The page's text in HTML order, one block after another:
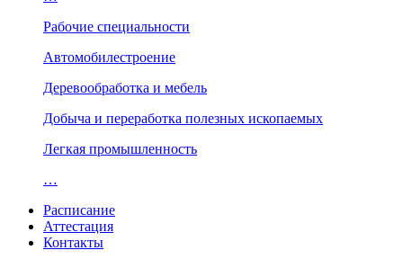
Рабочие специальности
Автомобилестроение
Деревообработка и мебель
Добыча и переработка полезных ископаемых
Легкая промышленность
…
Расписание
Аттестация
Контакты